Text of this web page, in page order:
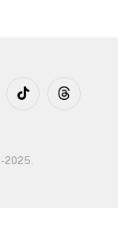
TikTok Threads
2025.